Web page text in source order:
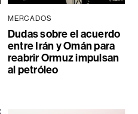
MERCADOS
Dudas sobre el acuerdo
entre Irán y Omán para
reabrir Ormuz impulsan
al petróleo